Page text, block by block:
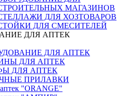
МАГАЗИНОВ
ДЛЯ ХОЗТОВАРОВ
ДЛЯ СМЕСИТЕЛЕЙ
ДЛЯ АПТЕК
ДЛЯ АПТЕК
ДЛЯ АПТЕК
ДЛЯ АПТЕК
ПРИЛАВКИ
"ORANGE"